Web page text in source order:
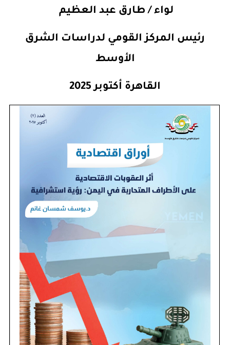
لواء / طارق عبد العظيم
رئيس المركز القومي لدراسات الشرق
الأوسط
القاهرة أكتوبر 2025